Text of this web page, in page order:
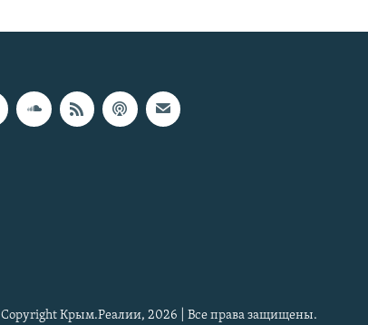
Copyright Крым.Реалии, 2026 | Все права защищены.